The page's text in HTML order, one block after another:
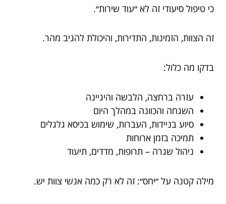
כי טיפול סיעודי זה לא ״עוד שירות״.
זה הצוות, הזמינות, התדירות, והיכולת להגיב מהר.
בדקו מה כלול:
עזרה ברחצה, הלבשה והיגיינה
השגחה והכוונה במהלך היום
סיוע בניידות, העברות, שימוש בכיסא גלגלים
תמיכה בזמן ארוחות
ניהול שגרה – תרופות, מדדים, תיעוד
מילה קטנה על ״יחס״: זה לא רק כמה אנשי צוות יש.